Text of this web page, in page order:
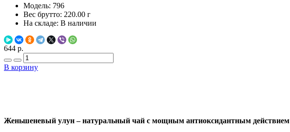
Модель: 796
Вес брутто: 220.00 г
На складе: В наличии
644 р.
В корзину
Женьшеневый улун – натуральный чай с мощным антиоксидантным действием